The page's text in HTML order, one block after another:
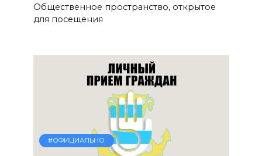
Общественное пространство, открытое
для посещения
#ОФИЦИАЛЬНО